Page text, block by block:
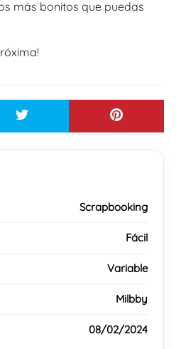
más bonitos que puedas
Scrapbooking
Fácil
Variable
Milbby
08/02/2024